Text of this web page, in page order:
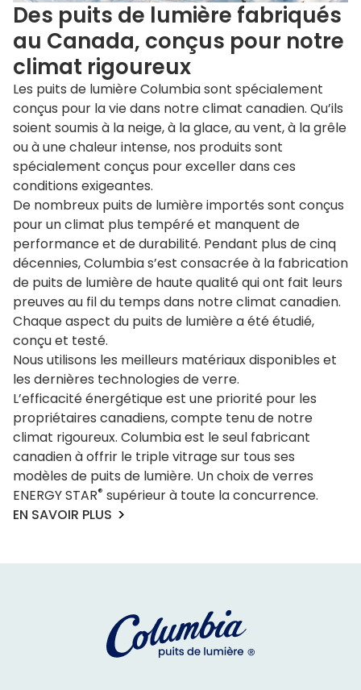
Des puits de lumière fabriqués
au Canada, conçus pour notre
climat rigoureux
Les puits de lumière Columbia sont spécialement
conçus pour la vie dans notre climat canadien. Qu’ils
soient soumis à la neige, à la glace, au vent, à la grêle
ou à une chaleur intense, nos produits sont
spécialement conçus pour exceller dans ces
conditions exigeantes.
De nombreux puits de lumière importés sont conçus
pour un climat plus tempéré et manquent de
performance et de durabilité. Pendant plus de cinq
décennies, Columbia s’est consacrée à la fabrication
de puits de lumière de haute qualité qui ont fait leurs
preuves au fil du temps dans notre climat canadien.
Chaque aspect du puits de lumière a été étudié,
conçu et testé.
Nous utilisons les meilleurs matériaux disponibles et
les dernières technologies de verre.
L’efficacité énergétique est une priorité pour les
propriétaires canadiens, compte tenu de notre
climat rigoureux. Columbia est le seul fabricant
canadien à offrir le triple vitrage sur tous ses
modèles de puits de lumière. Un choix de verres
ENERGY STAR® supérieur à toute la concurrence.
EN SAVOIR PLUS